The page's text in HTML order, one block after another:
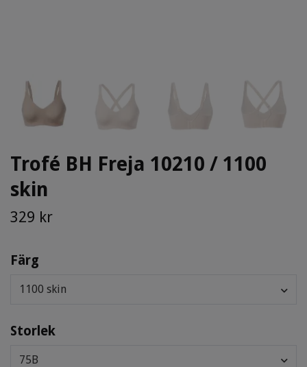
Trofé BH Freja 10210 / 1100
skin
329 kr
Färg
1100 skin
Storlek
75B